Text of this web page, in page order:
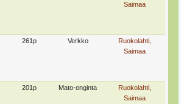
Saimaa
261p Verkko
Ruokolahti,
Saimaa
201p Mato-onginta
Ruokolahti,
Saimaa